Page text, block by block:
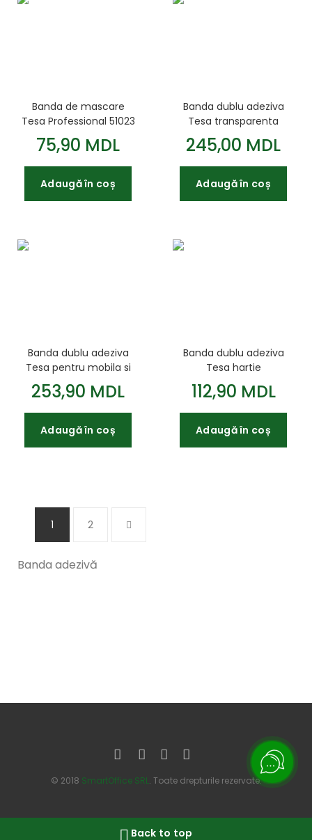
Banda de mascare
Tesa Professional 51023
50m*38mm
75,90 MDL
Adaugă în coș
Banda dublu adeziva
Tesa transparenta
foarte ridicata 4965
50m*9mm
245,00 MDL
Adaugă în coș
Banda dublu adeziva
Tesa pentru mobila si
plastice 4957
25m*19mm
253,90 MDL
Adaugă în coș
Banda dublu adeziva
Tesa hartie
4943*19mm 50m
112,90 MDL
Adaugă în coș
1 2
Banda adezivă
© 2018 SmartOffice SRL. Toate drepturile rezervate.
Back to top